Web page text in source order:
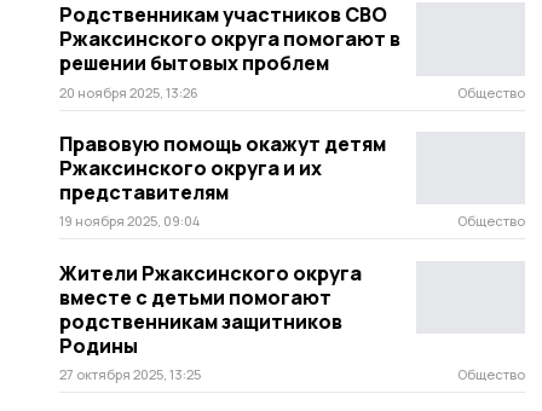
Родственникам участников СВО
Ржаксинского округа помогают в
решении бытовых проблем
20 ноября 2025, 13:26 Общество
Правовую помощь окажут детям
Ржаксинского округа и их
представителям
19 ноября 2025, 09:04 Общество
Жители Ржаксинского округа
вместе с детьми помогают
родственникам защитников
Родины
27 октября 2025, 13:25 Общество